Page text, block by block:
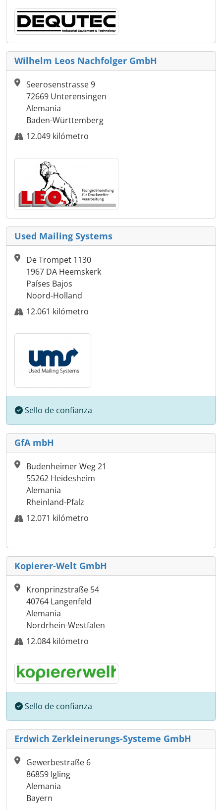
Wilhelm Leos Nachfolger GmbH
Seerosenstrasse 9
72669 Unterensingen
Alemania
Baden-Württemberg
12.049 kilómetro
Used Mailing Systems
De Trompet 1130
1967 DA Heemskerk
Países Bajos
Noord-Holland
12.061 kilómetro
Sello de confianza
GfA mbH
Budenheimer Weg 21
55262 Heidesheim
Alemania
Rheinland-Pfalz
12.071 kilómetro
Kopierer-Welt GmbH
Kronprinzstraße 54
40764 Langenfeld
Alemania
Nordrhein-Westfalen
12.084 kilómetro
Sello de confianza
Erdwich Zerkleinerungs-Systeme GmbH
Gewerbestraße 6
86859 Igling
Alemania
Bayern